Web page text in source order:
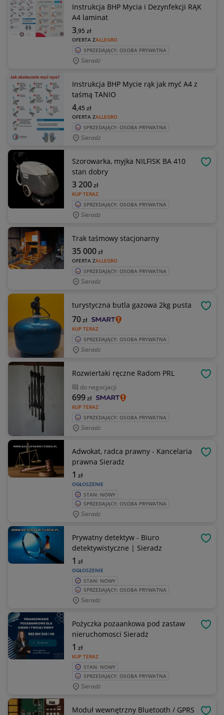
Instrukcja BHP Mycia i Dezynfekcji RĄK
A4 laminat
OFERTA ZALLEGRO
3,95 zł
SPRZEDAJĄCY: OSOBA PRYWATNA
Sieradz
Instrukcja BHP Mycie rąk jak myć A4 z
taśmą TANIO
OFERTA ZALLEGRO
4,45 zł
SPRZEDAJĄCY: OSOBA PRYWATNA
Sieradz
Szorowarka, myjka NILFISK BA 410
stan dobry
KUP TERAZ
3 200zł
SPRZEDAJĄCY: OSOBA PRYWATNA
Sieradz
Trak taśmowy stacjonarny
OFERTA ZALLEGRO
35 000zł
SPRZEDAJĄCY: OSOBA PRYWATNA
Sieradz
turystyczna butla gazowa 2kg pusta
KUP TERAZ
70zł
SPRZEDAJĄCY: OSOBA PRYWATNA
Sieradz
Rozwiertaki ręczne Radom PRL
do negocjacji
KUP TERAZ
699zł
SPRZEDAJĄCY: OSOBA PRYWATNA
Sieradz
Adwokat, radca prawny - Kancelaria
prawna Sieradz
OGŁOSZENIE
1 zł
STAN: NOWY
SPRZEDAJĄCY: OSOBA PRYWATNA
Sieradz
Prywatny detektyw - Biuro
detektywistyczne | Sieradz
OGŁOSZENIE
1 zł
STAN: NOWY
SPRZEDAJĄCY: OSOBA PRYWATNA
Sieradz
Pożyczka pozaankowa pod zastaw
nieruchomosci Sieradz
KUP TERAZ
1 zł
STAN: NOWY
SPRZEDAJĄCY: OSOBA PRYWATNA
Sieradz
Moduł wewnętrzny Bluetooth / GPRS